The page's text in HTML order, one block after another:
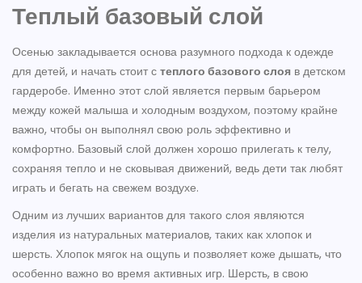
Теплый базовый слой
Осенью закладывается основа разумного подхода к одежде
для детей, и начать стоит с теплого базового слоя в детском
гардеробе. Именно этот слой является первым барьером
между кожей малыша и холодным воздухом, поэтому крайне
важно, чтобы он выполнял свою роль эффективно и
комфортно. Базовый слой должен хорошо прилегать к телу,
сохраняя тепло и не сковывая движений, ведь дети так любят
играть и бегать на свежем воздухе.
Одним из лучших вариантов для такого слоя являются
изделия из натуральных материалов, таких как хлопок и
шерсть. Хлопок мягок на ощупь и позволяет коже дышать, что
особенно важно во время активных игр. Шерсть, в свою